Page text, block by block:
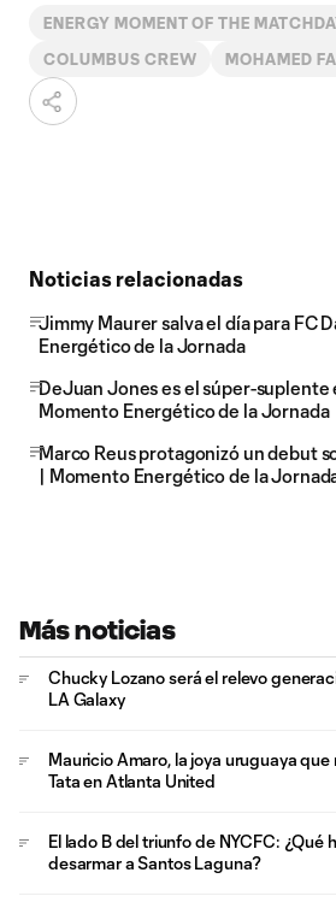
ENERGY MOMENT OF THE
COLUMBUS CREW MOHAMED
Noticias relacionadas
Jimmy Maurer salva el día para FC
Energético de la Jornada
DeJuan Jones es el súper-suplente
Momento Energético de la Jornada
Marco Reus protagonizó un debut
| Momento Energético de la
Más noticias
Chucky Lozano será el relevo
LA Galaxy
Mauricio Amaro, la joya uruguaya que
Tata en Atlanta United
El lado B del triunfo de NYCFC: ¿Qué
desarmar a Santos Laguna?